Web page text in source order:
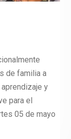
de familia a
y
para el
05 de mayo